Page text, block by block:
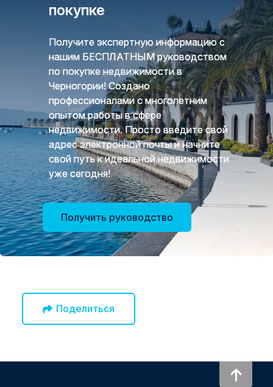
покупке
Получите экспертную информацию с
нашим БЕСПЛАТНЫМ руководством
по покупке недвижимости в
Черногории! Создано
профессионалами с многолетним
опытом работы в сфере
недвижимости. Просто введите свой
адрес электронной почты и начните
свой путь к идеальной недвижимости
уже сегодня!
Получить руководство
Поделиться
To